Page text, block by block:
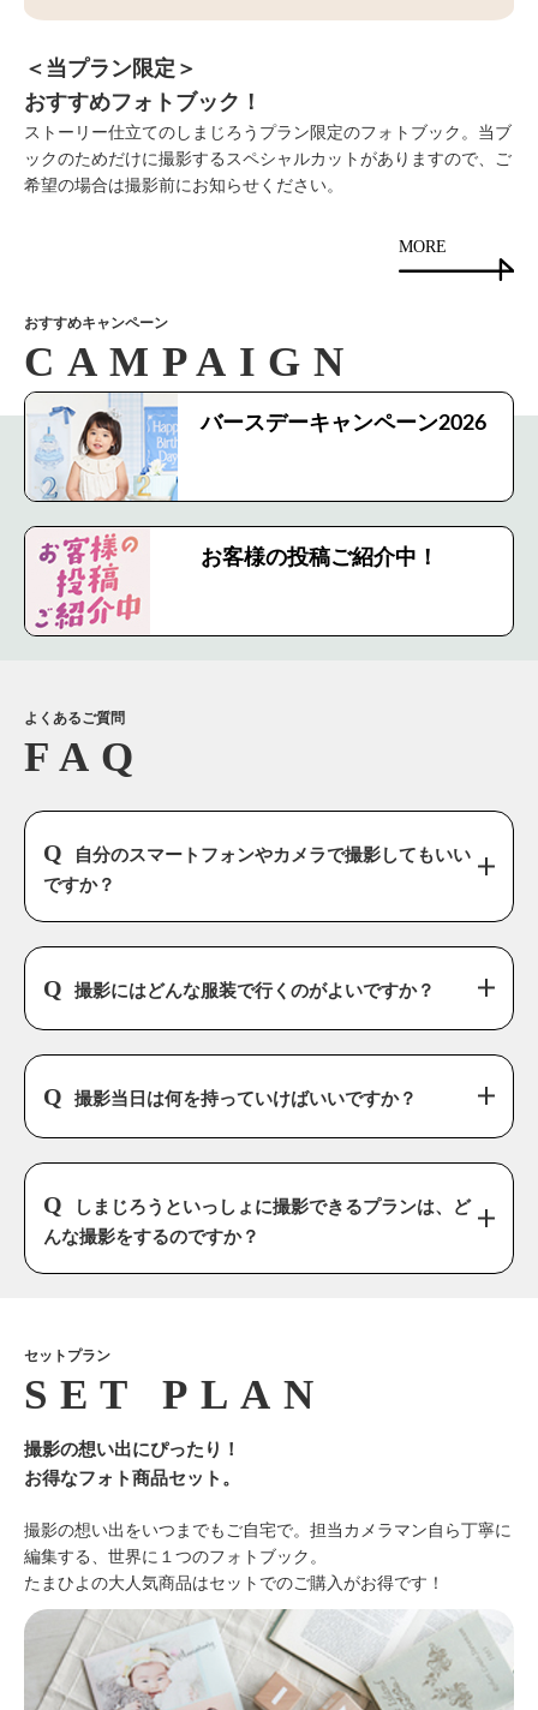
＜当プラン限定＞
おすすめフォトブック！
ストーリー仕立てのしまじろうプラン限定のフォトブック。当ブ
ックのためだけに撮影するスペシャルカットがありますので、ご
希望の場合は撮影前にお知らせください。
MORE
おすすめキャンペーン
バースデーキャンペーン2026
お客様の投稿ご紹介中！
よくあるご質問
自分のスマートフォンやカメラで撮影してもいい
ですか？
撮影にはどんな服装で行くのがよいですか？
撮影当日は何を持っていけばいいですか？
しまじろうといっしょに撮影できるプランは、ど
んな撮影をするのですか？
セットプラン
撮影の想い出にぴったり！
お得なフォト商品セット。
撮影の想い出をいつまでもご自宅で。担当カメラマン自ら丁寧に
編集する、世界に１つのフォトブック。
たまひよの大人気商品はセットでのご購入がお得です！